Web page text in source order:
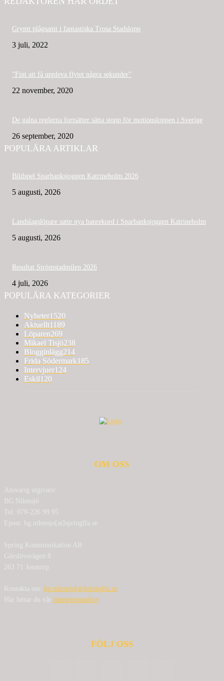
Grymt plågsamt i fantastiska Trosa Stadslopp
3 juli, 2022
”Fint att få uppleva flytet några sekunder”
22 november, 2020
De galna reglerna fortsätter sätta stopp för motionsloppen i Sverige
26 september, 2020
POPULÄRA ARTIKLAR
Bildspel Sparbanksjoggen Katrineholm 2026
5 augusti, 2026
Landslagslöpare satte nya banrekord i Sparbanksjoggen Katrineholm
5 augusti, 2026
Resultat Strömstadmilen 2026
4 juli, 2026
POPULÄRA KATEGORIER
Nyheter1520
Aktuellt1189
Löparen269
Mikael Tisjö238
Blogginlägg214
Frida Södermark185
Intervjuer124
Eskil120
OM OSS
Ansvarig utgivare:
BG Nilensjö
Tel: 070-226 99 95
Epost: bg.nilensjo[at]springlfa.se
Spring Kommunikation AB
Görslövsvägen 8
263 71 Jonstorp
Kontakta oss: bg.nilensjo[at]springlfa.se
Här hittar du vår Integritetspolicy
FÖLJ OSS